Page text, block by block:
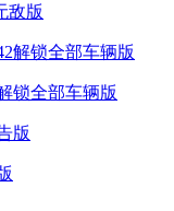
敌版
锁全部车辆版